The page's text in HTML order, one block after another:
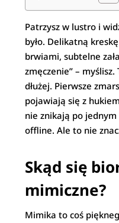
Patrzysz w lustro i
było. Delikatną
brwiami, subtelne
zmęczenie” –
dłużej. Pierwsze
pojawiają się z
nie znikają po
offline. Ale to nie
Skąd się
mimiczne?
Mimika to coś